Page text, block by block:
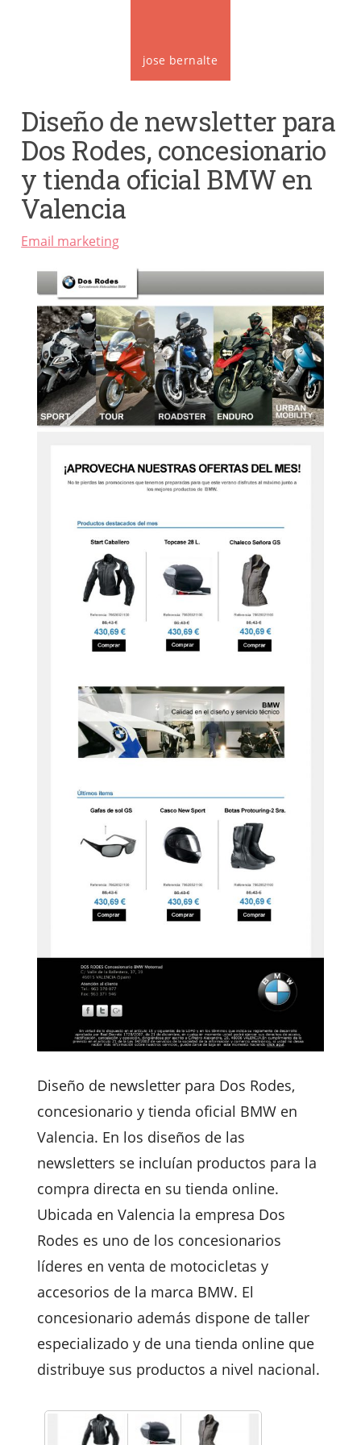
jose bernalte
Diseño de newsletter para
Dos Rodes, concesionario
y tienda oficial BMW en
Valencia
Email marketing
Diseño de newsletter para Dos Rodes,
concesionario y tienda oficial BMW en
Valencia. En los diseños de las
newsletters se incluían productos para la
compra directa en su tienda online.
Ubicada en Valencia la empresa Dos
Rodes es uno de los concesionarios
líderes en venta de motocicletas y
accesorios de la marca BMW. El
concesionario además dispone de taller
especializado y de una tienda online que
distribuye sus productos a nivel nacional.